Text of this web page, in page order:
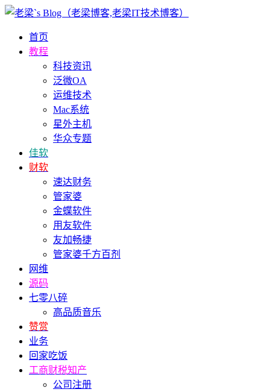
首页
教程
科技资讯
泛微OA
运维技术
Mac系统
星外主机
华众专题
佳软
财软
速达财务
管家婆
金蝶软件
用友软件
友加畅捷
管家婆千方百剂
网维
源码
七零八碎
高品质音乐
赞赏
业务
回家吃饭
工商财税知产
公司注册